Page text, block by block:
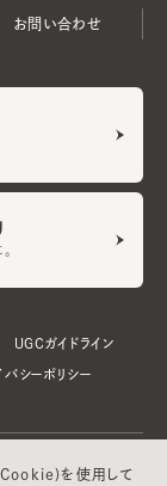
お問い合わせ
UGCガイドライン
バシーポリシー
を使用して